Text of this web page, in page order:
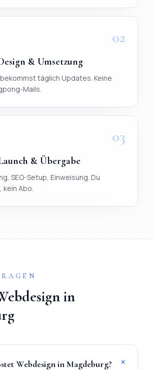
02
& Umsetzung
täglich Updates. Keine
Mails.
03
& Übergabe
SEO-Setup, Einweisung. Du
Abo.
in
Webdesign in Magdeburg? +